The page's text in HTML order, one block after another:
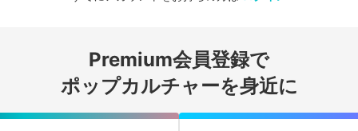
ログインする
Premium会員登録で
ポップカルチャーを身近に